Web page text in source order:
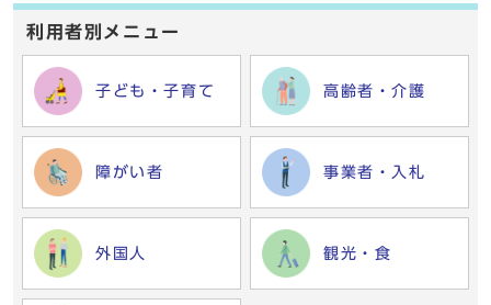
利用者別メニュー
子ども・子育て 高齢者・介護
障がい者 事業者・入札
外国人 観光・食